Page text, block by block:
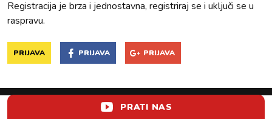
Registracija je brza i jednostavna, registriraj se i uključi se u
raspravu.
PRIJAVA PRIJAVA PRIJAVA
PRATI NAS